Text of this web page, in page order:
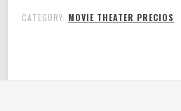
CATEGORY: MOVIE THEATER PRECIOS